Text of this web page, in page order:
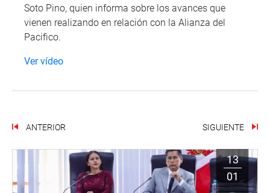
Soto Pino, quien informa sobre los avances que
vienen realizando en relación con la Alianza del
Pacifico.
Ver vídeo
ANTERIOR SIGUIENTE
13
01